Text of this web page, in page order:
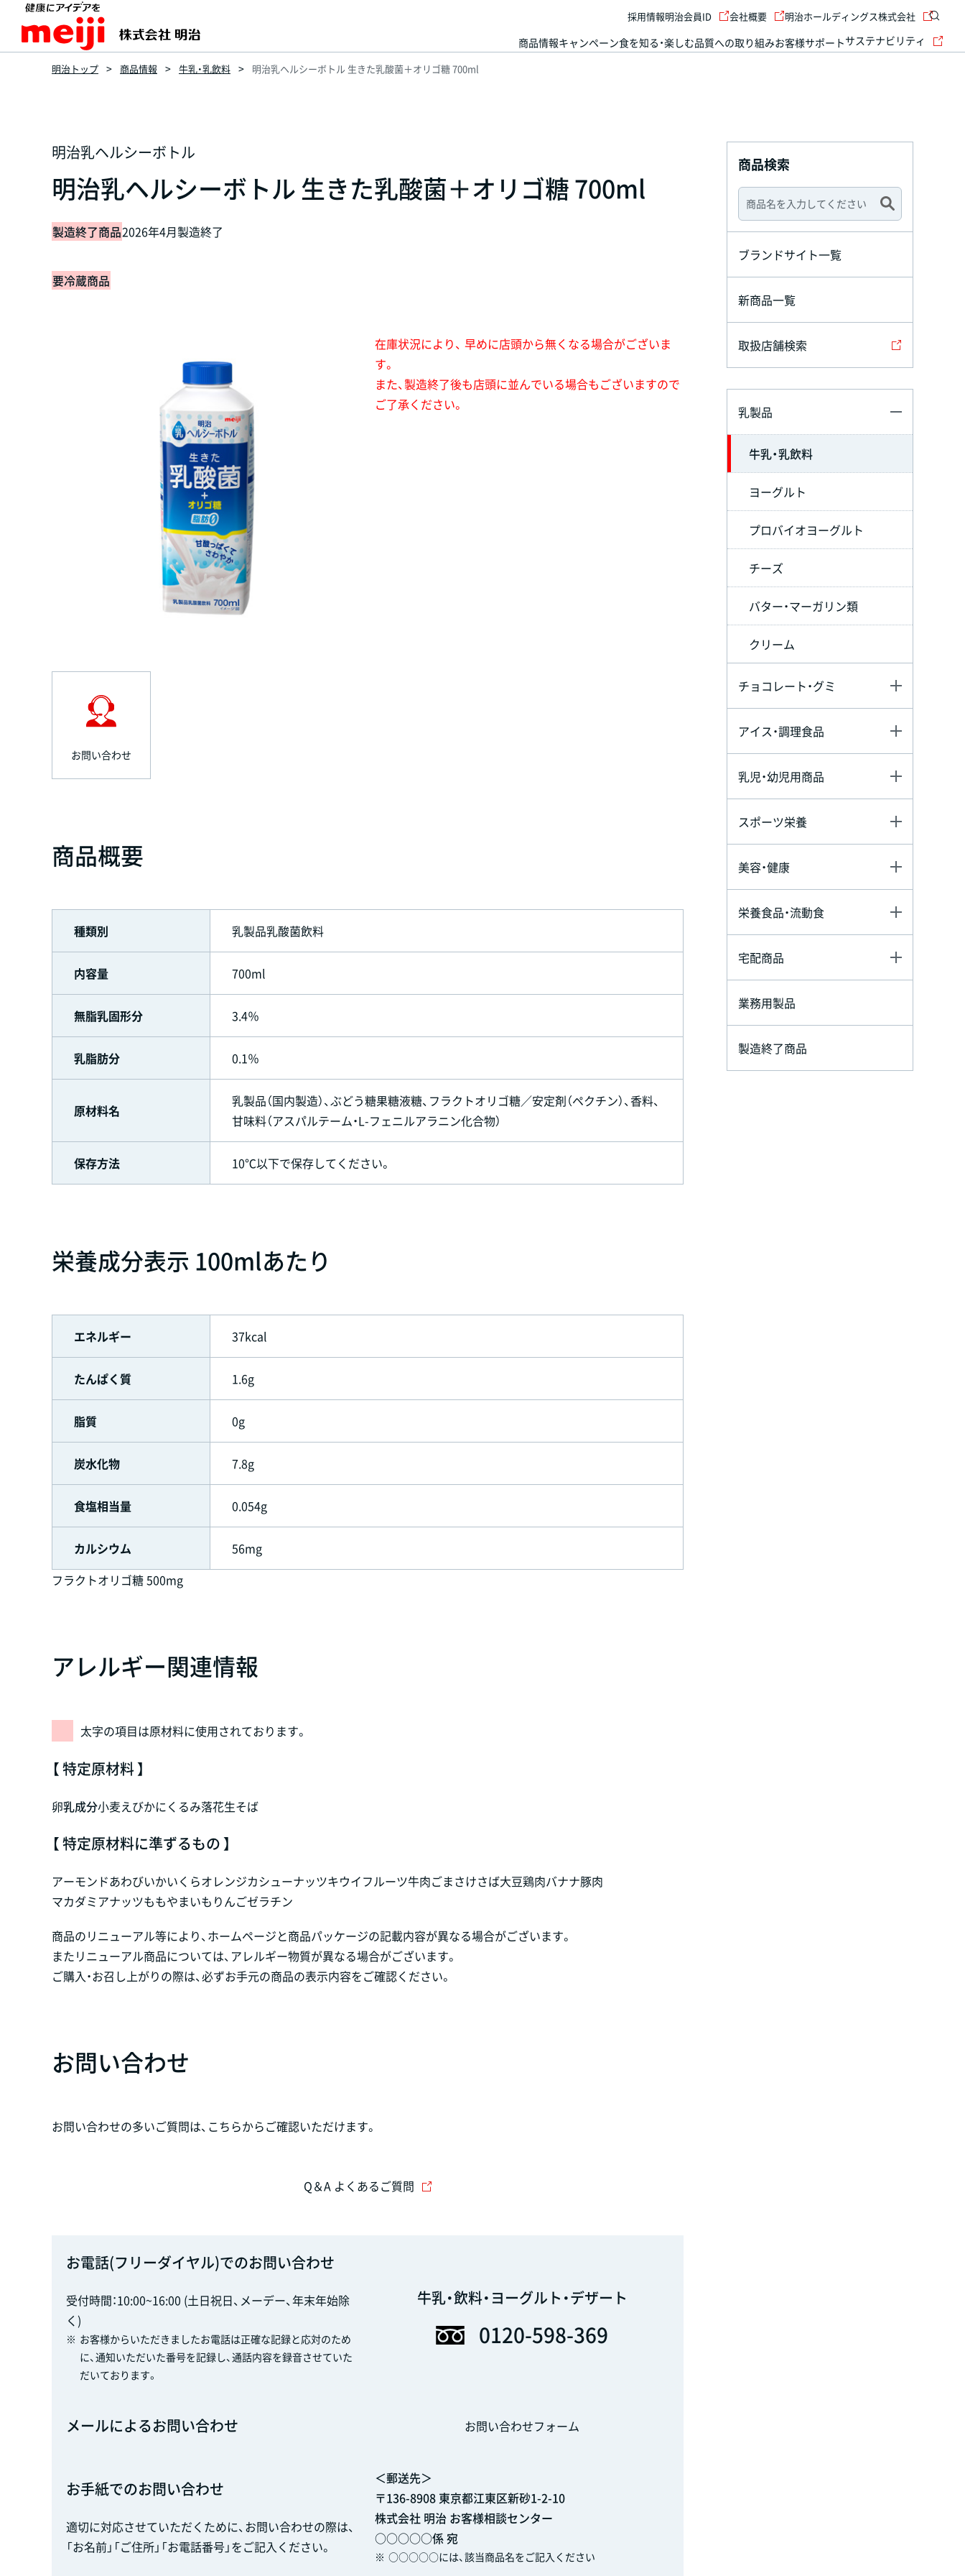
商品情報キャンペーン食を知る・楽しむ品質への取り組みお客様サポートサステナビリティ
採用情報明治会員ID 会社概要 明治ホールディングス株式会社
明治トップ 商品情報 牛乳・乳飲料 明治乳ヘルシーボトル 生きた乳酸菌＋オリゴ糖 700ml
明治乳ヘルシーボトル
明治乳ヘルシーボトル 生きた乳酸菌＋オリゴ糖 700ml
製造終了商品2026年4月製造終了
要冷蔵商品
在庫状況により、 早めに店頭から無くなる場合がございま
す。
また、製造終了後も店頭に並んでいる場合もございますので
ご了承ください。
お問い合わせ
商品概要
種類別 乳製品乳酸菌飲料
内容量 700ml
無脂乳固形分 3.4％
乳脂肪分 0.1％
原材料名
乳製品（国内製造）、ぶどう糖果糖液糖、フラクトオリゴ糖／安定剤（ペクチン）、香料、
甘味料（アスパルテーム・L-フェニルアラニン化合物）
保存方法 10℃以下で保存してください。
栄養成分表示 100mlあたり
エネルギー 37kcal
たんぱく質 1.6g
脂質 0g
炭水化物 7.8g
食塩相当量 0.054g
カルシウム
56mg
フラクトオリゴ糖 500mg
アレルギー関連情報
太字の項目は原材料に使用されております。
【 特定原材料 】
卵乳成分小麦えびかにくるみ落花生そば
【 特定原材料に準ずるもの 】
アーモンドあわびいかいくらオレンジカシューナッツキウイフルーツ牛肉ごまさけさば大豆鶏肉バナナ豚肉
マカダミアナッツももやまいも りんごゼラチン
商品のリニューアル等により、ホームページと商品パッケージの記載内容が異なる場合がございます。
またリニューアル商品については、アレルギー物質が異なる場合がございます。
ご購入・お召し上がりの際は、必ずお手元の商品の表示内容をご確認ください。
お問い合わせ
お問い合わせの多いご質問は、こちらからご確認いただけます。
Q＆A よくあるご質問
お電話(フリーダイヤル)でのお問い合わせ
受付時間：10:00~16:00 (土日祝日、メーデー、年末年始除
く)
※ お客様からいただきましたお電話は正確な記録と応対のため
に、通知いただいた番号を記録し、通話内容を録音させていた
だいております。
牛乳・飲料・ヨーグルト・デザート
0120-598-369
メールによるお問い合わせ お問い合わせフォーム
お手紙でのお問い合わせ
適切に対応させていただくために、お問い合わせの際は、
「お名前」「ご住所」「お電話番号」をご記入ください。
＜郵送先＞
〒136-8908 東京都江東区新砂1-2-10
株式会社 明治 お客様相談センター
○○○○○係 宛
※ ○○○○○には、該当商品名をご記入ください
商品検索
ブランドサイト一覧
新商品一覧
取扱店舗検索
乳製品
牛乳・乳飲料
ヨーグルト
プロバイオヨーグルト
チーズ
バター・マーガリン類
クリーム
チョコレート・グミ
アイス・調理食品
乳児・幼児用商品
スポーツ栄養
美容・健康
栄養食品・流動食
宅配商品
業務用製品
製造終了商品